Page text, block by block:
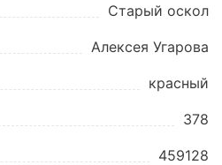
Старый оскол
Алексея Угарова
красный
378
459128